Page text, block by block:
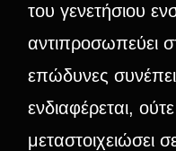
του γενετήσιου
αντιπροσωπεύει
επώδυνες
ενδιαφέρεται,
μεταστοιχειώσει